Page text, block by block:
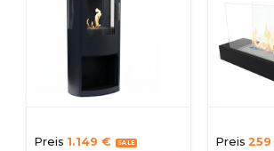
Preis 1.149 € Preis 259